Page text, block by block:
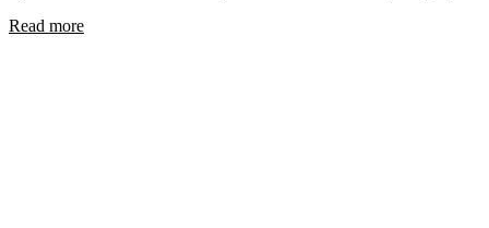
Read more